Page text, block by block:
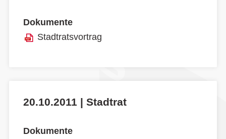
Dokumente
Stadtratsvortrag
20.10.2011 | Stadtrat
Dokumente